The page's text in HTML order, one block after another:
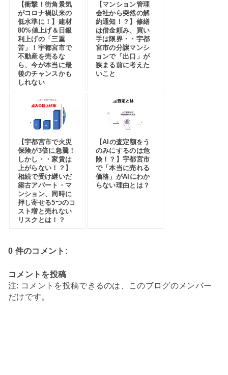
【衝撃！街角景気
がコロナ禍以来の
低水準に！】建材
80%値上げ＆日銀
利上げの「三重
苦」！宇都宮市で
不動産を売るな
ら、今が本当に最
後のチャンスかも
しれない
【マンション管理
会社から突然の解
約通知！？】修繕
は借金頼み、買い
手は限界・・宇都
宮市の分譲マンシ
ョンで「出口」が
狭まる前に考えた
いこと
【宇都宮市で火災
保険が3倍に急騰！
しかし・・家賃は
上がらない！？】
相続で受け継いだ
築古アパート・マ
ンション、同時に
押し寄せる5つのコ
スト増と売れない
リスクとは！？
【AIの査定額をう
のみにするのは危
険！？】宇都宮市
で「本当に売れる
価格」がAIにわか
らない理由とは？
0 件のコメント:
コメントを投稿
注: コメントを投稿できるのは、このブログのメンバー
だけです。